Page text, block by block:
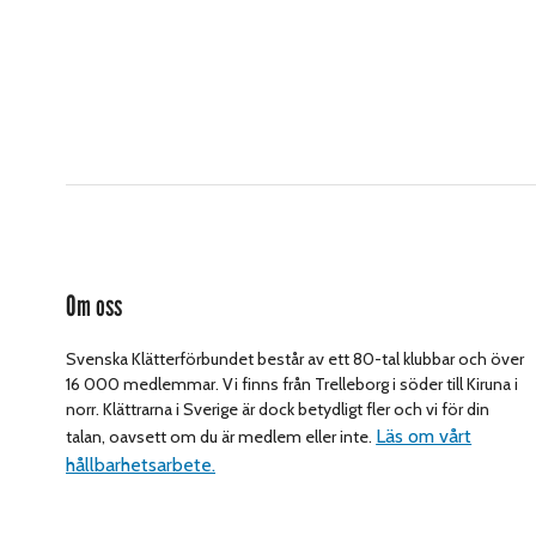
Om oss
Svenska Klätterförbundet består av ett 80-tal klubbar och över
16 000 medlemmar. Vi finns från Trelleborg i söder till Kiruna i
norr. Klättrarna i Sverige är dock betydligt fler och vi för din
talan, oavsett om du är medlem eller inte. Läs om vårt
hållbarhetsarbete.